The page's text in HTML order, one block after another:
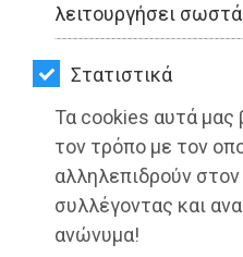
λειτουργήσει
Στατιστικά
Τα cookies αυτά μας
τον τρόπο με τον
αλληλεπιδρούν
συλλέγοντας και
ανώνυμα!
ΥΓΕΙΑ
LIFESTYLE
ΤΑΞΙΔΙΑ
ΕΞΟΔΟΣ
ΠΕΡΙΒΑΛΛΟΝ
ΧΕΝ Ελλάδος:
φοιτητριών στην
Διαβάστηκε 4260 φορές